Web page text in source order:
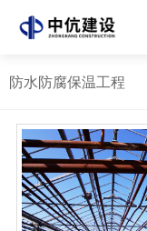
防水防腐保温工程